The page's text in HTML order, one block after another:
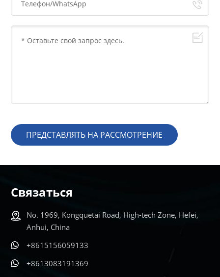
ПРЕДСТАВЛЯТЬ НА РАССМОТРЕНИЕ
Связаться
No. 1969, Kongquetai Road, High-tech Zone, Hefei,
Anhui, China
+8615156059133
+8613083191369